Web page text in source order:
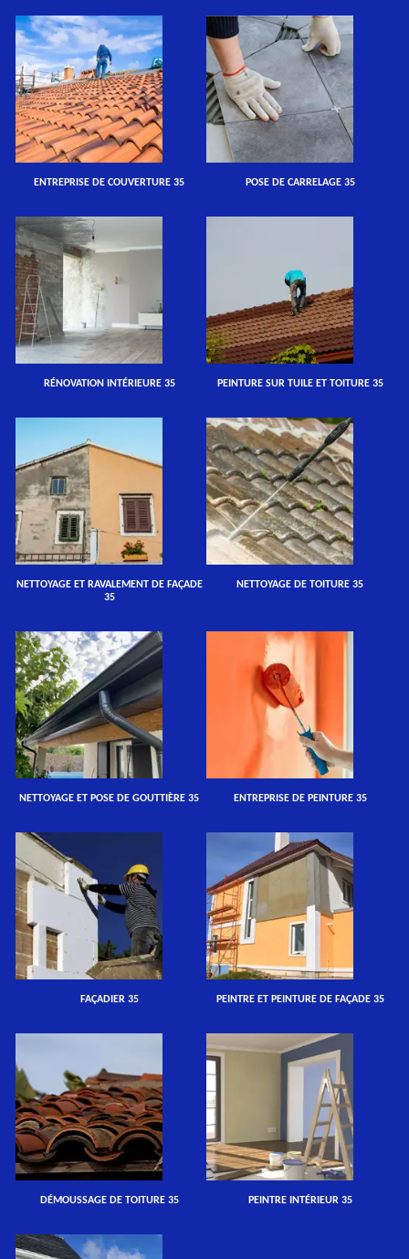
ENTREPRISE DE COUVERTURE 35 POSE DE CARRELAGE 35
RÉNOVATION INTÉRIEURE 35 PEINTURE SUR TUILE ET TOITURE 35
NETTOYAGE ET RAVALEMENT DE FAÇADE
35
NETTOYAGE DE TOITURE 35
NETTOYAGE ET POSE DE GOUTTIÈRE 35 ENTREPRISE DE PEINTURE 35
FAÇADIER 35 PEINTRE ET PEINTURE DE FAÇADE 35
DÉMOUSSAGE DE TOITURE 35 PEINTRE INTÉRIEUR 35